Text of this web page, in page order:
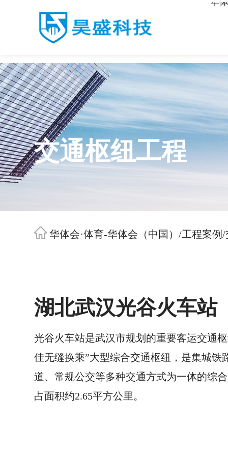
华
交通枢纽工程
华体会·体育-华体会（中国）/工程案例/
湖北武汉光谷火车站
光谷火车站是武汉市规划的重要客运交通
佳无缝换乘”大型综合交通枢纽，是集城铁
道、常规公交等多种交通方式为一体的综
占面积约2.65平方公里。